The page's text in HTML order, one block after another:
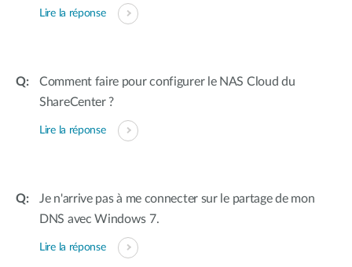
Lire la réponse
Comment faire pour configurer le NAS Cloud du
ShareCenter ?
Lire la réponse
Je n'arrive pas à me connecter sur le partage de mon
DNS avec Windows 7.
Lire la réponse